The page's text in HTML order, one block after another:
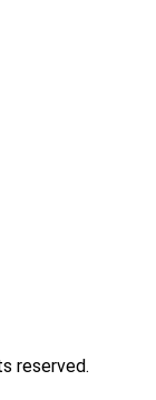
reserved.